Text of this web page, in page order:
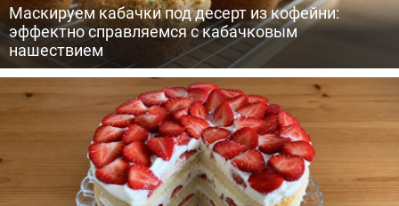
Маскируем кабачки под десерт из кофейни:
эффектно справляемся с кабачковым
нашествием